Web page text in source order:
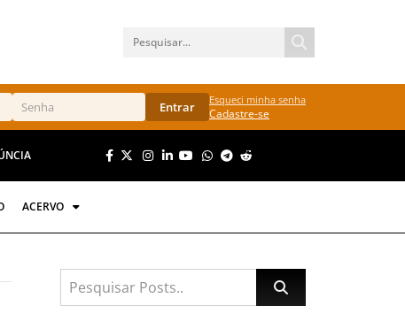
Entrar Esqueci minha senha
Cadastre-se
ACERVO